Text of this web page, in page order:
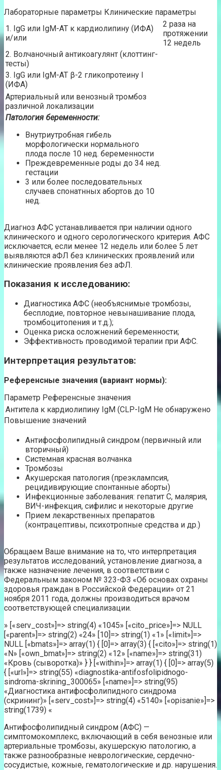
Лабораторные параметры Клинические параметры
1. IgG или IgM-АТ к кардиолипину (ИФА)
и/или
2 раза на
протяжении
12 недель
2. Волчаночный антикоагулянт (клоттинг-
тесты)
3. IgG или IgM-АТ β-2 гликопротеину I
(ИФА)
Артериальный или венозный тромбоз
различной локализации
Патология беременности:
Внутриутробная гибель
морфологически нормального
плода после 10 нед. беременности
Преждевременные роды до 34 нед.
гестации
3 или более последовательных
случаев спонатнных абортов до 10
нед.
Диагноз АФС устанавливается при наличии одного
клинического и одного серологического критерия. АФС
исключается, если менее 12 недель или более 5 лет
выявляются аФЛ без клинических проявлений или
клинические проявления без аФЛ.
Показания к исследованию:
Диагностика АФС (необъяснимые тромбозы,
бесплодие, повторное невынашивание плода,
тромбоцитопения и т.д.);
Оценка риска осложнений беременности;
Эффективность проводимой терапии при АФС.
Интерпретация результатов:
Референсные значения (вариант нормы):
Параметр Референсные значения
Антитела к кардиолипину IgM (CLP-IgM Не обнаружено
Повышение значений
Антифосфолипидный синдром (первичный или
вторичный)
Системная красная волчанка
Тромбозы
Акушерская патология (преэклампсия,
рецидивирующие спонтанные аборты)
Инфекционные заболевания: гепатит С, малярия,
ВИЧ-инфекция, сифилис и некоторые другие
Прием лекарственных препаратов
(контрацептивы, психотропные средства и др.)
Обращаем Ваше внимание на то, что интерпретация
результатов исследований, установление диагноза, а
также назначение лечения, в соответствии с
Федеральным законом № 323-ФЗ «Об основах охраны
здоровья граждан в Российской Федерации» от 21
ноября 2011 года, должны производиться врачом
соответствующей специализации.
» [«serv_cost»]=> string(4) «1045» [«cito_price»]=> NULL
[«parent»]=> string(2) «24» [10]=> string(1) «1» [«limit»]=>
NULL [«bmats»]=> array(1) { [0]=> array(3) { [«cito»]=> string(1)
«N» [«own_bmat»]=> string(2) «12» [«name»]=> string(31)
«Кровь (сыворотка)» } } [«within»]=> array(1) { [0]=> array(5)
{ [«url»]=> string(55) «diagnostika-antifosfolipidnogo-
sindroma-skrining_300065» [«name»]=> string(95)
«Диагностика антифосфолипидного синдрома
(скрининг)» [«serv_cost»]=> string(4) «5140» [«opisanie»]=>
string(1739) «
Антифосфолипидный синдром (АФС) —
симптомокомплекс, включающий в себя венозные или
артериальные тромбозы, акушерскую патологию, а
также разнообразные неврологические, сердечно-
сосудистые, кожные, гематологические и др. нарушения.